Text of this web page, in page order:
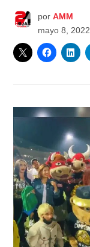
por AMM
mayo 8, 2022